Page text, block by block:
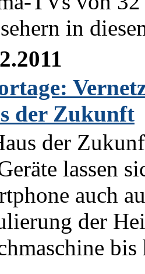
in
der Zukunft
der
lassen
auch
der